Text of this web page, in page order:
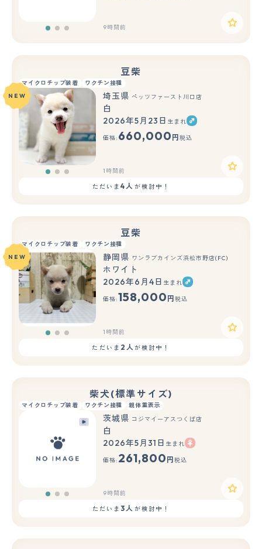
9時間前
豆柴
マイクロチップ装着 ワクチン接種
もっと見る
NEW 埼玉県 ペッツファースト川口店
白
2026年5月23日 生まれ
価格: 660,000 円 税込
1時間前
ただいま4人 が検討中！
豆柴
マイクロチップ装着 ワクチン接種
もっと見る
NEW 静岡県 ワンラブカインズ浜松市野店(FC)
ホワイト
2026年6月4日 生まれ
価格:158,000 円 税込
1時間前
ただいま 2人が検討中！
柴犬(標準サイズ)
マイクロチップ装着 ワクチン接種 親体重表示
もっと見る
茨城県 コジマイーアスつくば店
白
2026年5月31日 生まれ
価格: 261,800 円 税込
9時間前
ただいま3人 が検討中！